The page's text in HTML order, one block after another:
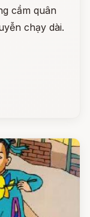
cầm quân
chạy dài.